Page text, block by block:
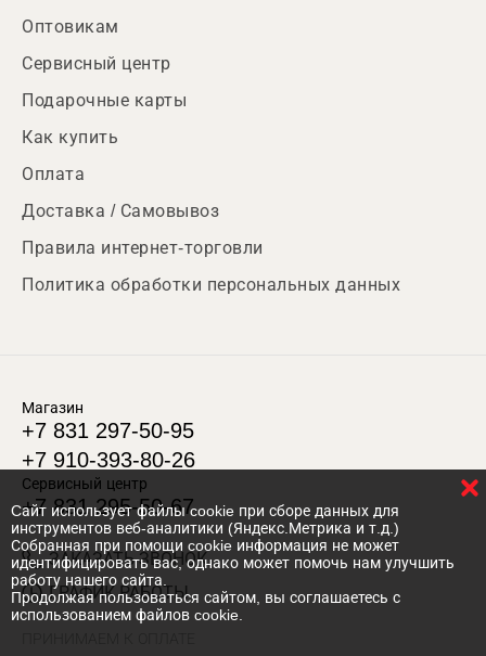
Оптовикам
Сервисный центр
Подарочные карты
Как купить
Оплата
Доставка / Самовывоз
Правила интернет-торговли
Политика обработки персональных данных
Магазин
+7 831 297-50-95
+7 910-393-80-26
Сервисный центр
+7 831 295-50-67
ЗАКАЗАТЬ ЗВОНОК
ГРАФИК РАБОТЫ
Cайт использует файлы cookie при сборе данных для
инструментов веб-аналитики (Яндекс.Метрика и т.д.)
Собранная при помощи cookie информация не может
идентифицировать вас, однако может помочь нам улучшить
работу нашего сайта.
Продолжая пользоваться сайтом, вы соглашаетесь с
использованием файлов cookie.